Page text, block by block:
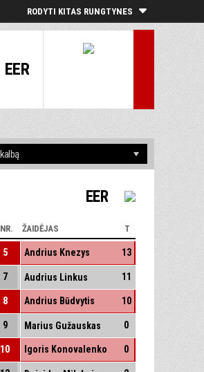
RODYTI KITAS RUNGTYNES
EER
EER
NR. ŽAIDĖJAS T
5 Andrius Knezys 13
7 Audrius Linkus 11
8 Andrius Būdvytis 10
9 Marius Gužauskas 0
10 Igoris Konovalenko 0